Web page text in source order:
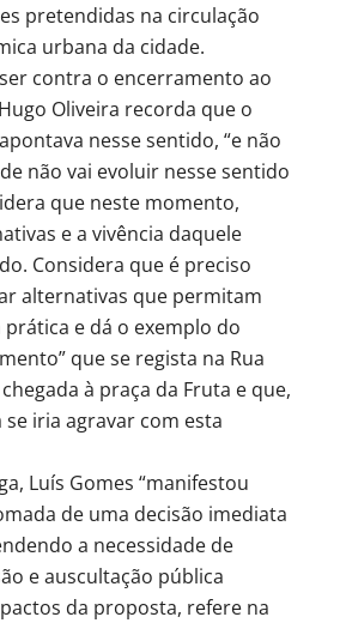
pretendidas na circulação
urbana da cidade.
contra o encerramento ao
Oliveira recorda que o
nesse sentido, “e não
não vai evoluir nesse sentido
que neste momento,
e a vivência daquele
Considera que é preciso
alternativas que permitam
e dá o exemplo do
que se regista na Rua
à praça da Fruta e que,
iria agravar com esta
Luís Gomes “manifestou
de uma decisão imediata
a necessidade de
e auscultação pública
da proposta, refere na